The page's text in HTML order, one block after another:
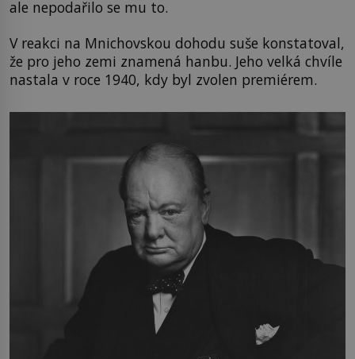
ale nepodařilo se mu to.
V reakci na Mnichovskou dohodu suše konstatoval,
že pro jeho zemi znamená hanbu. Jeho velká chvíle
nastala v roce 1940, kdy byl zvolen premiérem.